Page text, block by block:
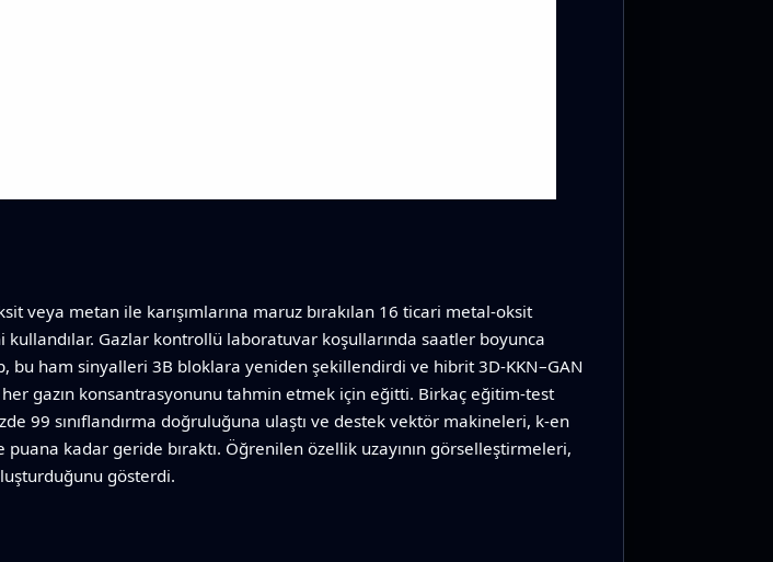
veya metan ile karışımlarına maruz bırakılan 16 ticari metal‑oksit
Gazlar kontrollü laboratuvar koşullarında saatler boyunca
ham sinyalleri 3B bloklara yeniden şekillendirdi ve hibrit 3D‑KKN–GAN
gazın konsantrasyonunu tahmin etmek için eğitti. Birkaç eğitim‑test
99 sınıflandırma doğruluğuna ulaştı ve destek vektör makineleri, k‑en
kadar geride bıraktı. Öğrenilen özellik uzayının görselleştirmeleri,
gösterdi.